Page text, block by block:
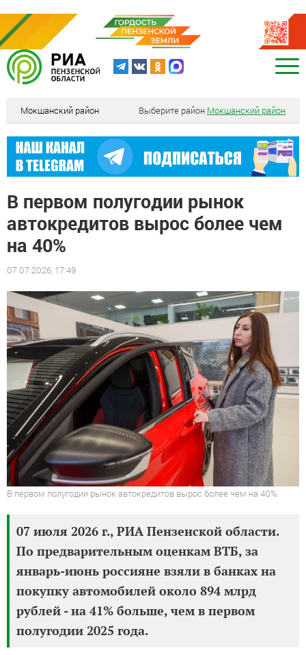
Мокшанский район Выберите район Мокшанский район
В первом полугодии рынок
автокредитов вырос более чем
на 40%
07.07.2026, 17:49
В первом полугодии рынок автокредитов вырос более чем на 40%
07 июля 2026 г., РИА Пензенской области.
По предварительным оценкам ВТБ, за
январь-июнь россияне взяли в банках на
покупку автомобилей около 894 млрд
рублей - на 41% больше, чем в первом
полугодии 2025 года.